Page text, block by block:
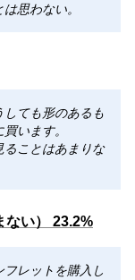
思わない。
ても形のあるも
います。
ることはあまりな
ない） 23.2%
レットを購入し